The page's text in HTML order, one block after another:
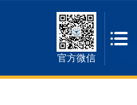
官方微信